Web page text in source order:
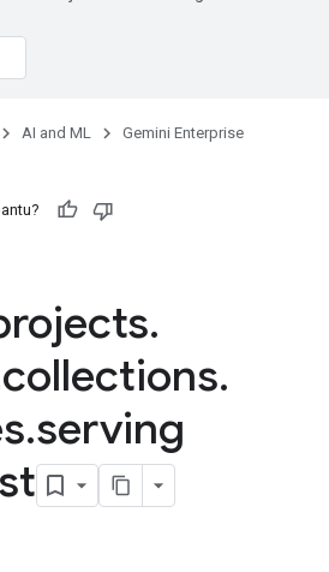
AI and ML
Gemini Enterprise
.
collections.
.serving